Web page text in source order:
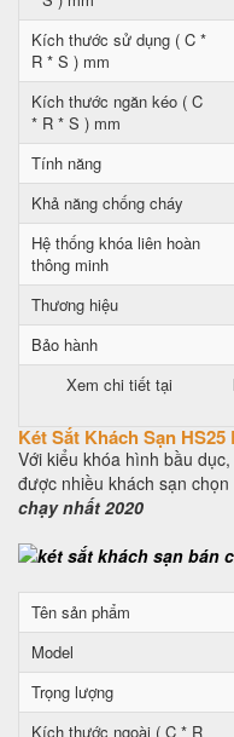
Kích thước sử dụng ( C *
R * S ) mm
Kích thước ngăn kéo ( C
* R * S ) mm
Tính năng
Khả năng chống cháy
Hệ thống khóa liên hoàn
thông minh
Thương hiệu
Bảo hành
Xem chi tiết tại
Két Sắt Khách Sạn
Với kiểu khóa hình bầu
được nhiều khách sạn
chạy nhất 2020
Tên sản phẩm
Model
Trọng lượng
Kích thước ngoài ( C * R